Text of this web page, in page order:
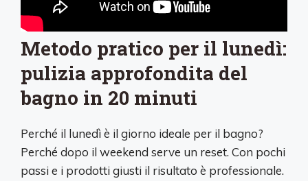
Metodo pratico per il lunedì:
pulizia approfondita del
bagno in 20 minuti
Perché il lunedì è il giorno ideale per il bagno?
Perché dopo il weekend serve un reset. Con pochi
passi e i prodotti giusti il risultato è professionale.